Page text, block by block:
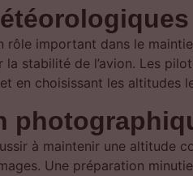
important dans le
stabilité de l’avion. Les
en choisissant les altitudes
à maintenir une altitude
Une préparation